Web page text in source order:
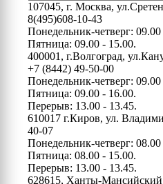
107045, г. Москва,
8(495)608-10-43
Понедельник-четверг:
Пятница: 09.00 - 15.00.
400001, г.Волгоград,
+7 (8442) 49-50-00
Понедельник-четверг:
Пятница: 09.00 - 16.00.
Перерыв: 13.00 - 13.45.
610017 г.Киров, ул.
40-07
Понедельник-четверг:
Пятница: 08.00 - 15.00.
Перерыв: 13.00 - 13.45.
628615, Ханты-